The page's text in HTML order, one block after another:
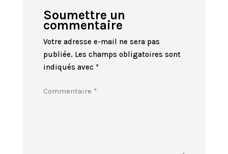
Soumettre un
commentaire
Votre adresse e-mail ne sera pas
publiée. Les champs obligatoires sont
indiqués avec *